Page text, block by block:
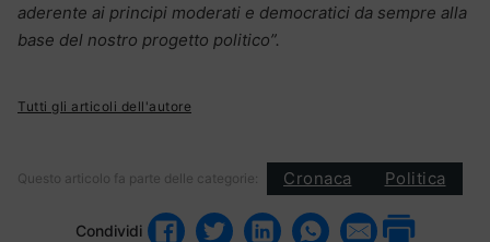
aderente ai principi moderati e democratici da sempre alla
base del nostro progetto politico”.
Tutti gli articoli dell'autore
Questo articolo fa parte delle categorie: Cronaca Politica
Condividi